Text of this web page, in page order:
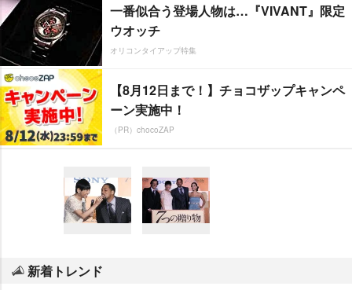
一番似合う登場人物は…『VIVANT』限定
ウオッチ
オリコンタイアップ特集
【8月12日まで！】チョコザップキャンペ
ーン実施中！
（PR）chocoZAP
新着トレンド